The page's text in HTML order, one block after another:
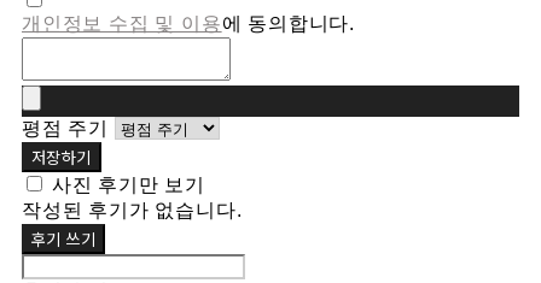
개인정보 수집 및 이용에 동의합니다.
평점 주기
저장하기
사진 후기만 보기
작성된 후기가 없습니다.
후기 쓰기